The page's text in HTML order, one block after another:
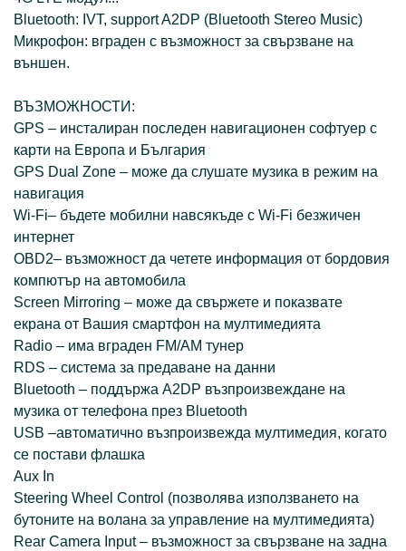
Bluetooth: IVT, support A2DP (Bluetooth Stereo Music)
Микрофон: вграден с възможност за свързване на
външен.
ВЪЗМОЖНОСТИ:
GPS – инсталиран последен навигационен софтуер с
карти на Европа и България
GPS Dual Zone – може да слушате музика в режим на
навигация
Wi-Fi– бъдете мобилни навсякъде с Wi-Fi безжичен
интернет
OBD2– възможност да четете информация от бордовия
компютър на автомобила
Screen Mirroring – може да свържете и показвате
екрана от Вашия смартфон на мултимедията
Radio – има вграден FM/AM тунер
RDS – система за предаване на данни
Bluetooth – поддържа A2DP възпроизвеждане на
музика от телефона през Bluetooth
USB –автоматично възпроизвежда мултимедия, когато
се постави флашка
Aux In
Steering Wheel Control (позволява използването на
бутоните на волана за управление на мултимедията)
Rear Camera Input – възможност за свързване на задна